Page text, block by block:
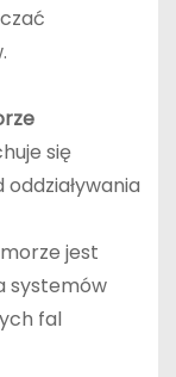
się
jest
systemów
fal